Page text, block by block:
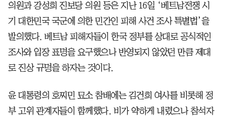
의원과 강성희 진보당 의원 등은 지난 16일 ‘베트남전쟁 시
기 대한민국 국군에 의한 민간인 피해 사건 조사 특별법’을
발의했다. 베트남 피해자들이 한국 정부를 상대로 공식적인
조사와 입장 표명을 요구했으나 반영되지 않았던 만큼 제대
로 진상 규명을 하자는 것이다.
윤 대통령의 호찌민 묘소 참배에는 김건희 여사를 비롯해 정
부 고위 관계자들이 함께했다. 비가 약하게 내렸으나 참석자